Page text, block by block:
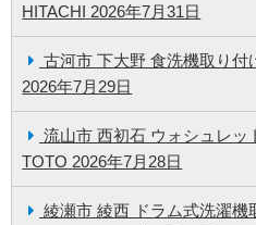
HITACHI 2026年7月31日
古河市 下大野 食洗機取り付
2026年7月29日
流山市 西初石 ウォシュレッ
TOTO 2026年7月28日
綾瀬市 綾西 ドラム式洗濯機